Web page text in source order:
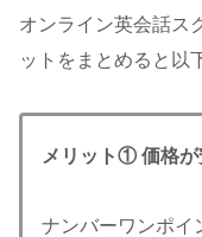
オンライン英会話ス
ットをまとめると以
メリット① 価格
ナンバーワンポイ